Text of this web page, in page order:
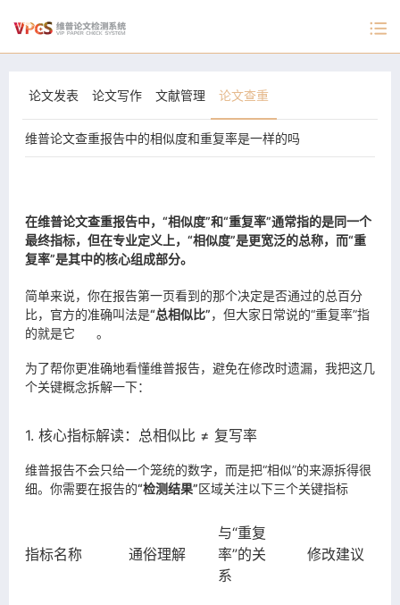
论文发表 论文写作 文献管理 论文查重
维普论文查重报告中的相似度和重复率是一样的吗
在维普论文查重报告中，“相似度”和“重复率”通常指的是同一个
最终指标，但在专业定义上，“相似度”是更宽泛的总称，而“重
复率”是其中的核心组成部分。
简单来说，你在报告第一页看到的那个决定是否通过的总百分
比，官方的准确叫法是“总相似比”，但大家日常说的“重复率”指
的就是它
。
为了帮你更准确地看懂维普报告，避免在修改时遗漏，我把这几
个关键概念拆解一下：
1. 核心指标解读：总相似比 ≠ 复写率
维普报告不会只给一个笼统的数字，而是把“相似”的来源拆得很
细。你需要在报告的“检测结果”区域关注以下三个关键指标
指标名称 通俗理解
与“重复
率”的关
系
修改建议